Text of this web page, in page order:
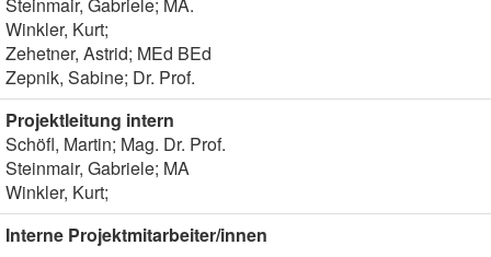
Winkler, Kurt;
Zehetner, Astrid; MEd BEd
Zepnik, Sabine; Dr. Prof.
Projektleitung intern
Schöfl, Martin; Mag. Dr. Prof.
Steinmair, Gabriele; MA
Winkler, Kurt;
Interne Projektmitarbeiter/innen